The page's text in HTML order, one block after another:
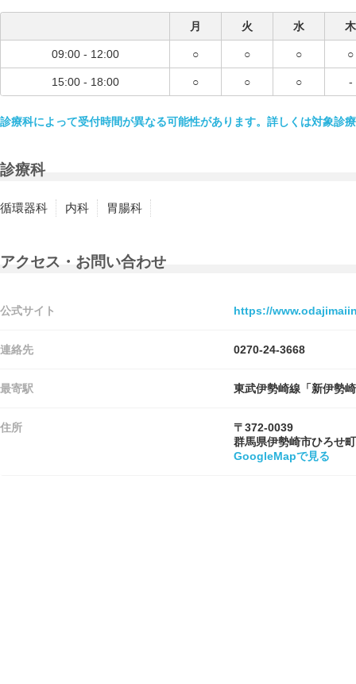
月 火 水 木
09:00 - 12:00 ○ ○ ○ ○
15:00 - 18:00 ○ ○ ○ -
診療科によって受付時間が異なる可能性があります。詳しくは対象診
診療科
循環器科 内科 胃腸科
アクセス・お問い合わせ
公式サイト https://
連絡先 0270-24-3668
最寄駅 東武伊勢崎線「新伊勢
住所
〒372-0039
群馬県伊勢崎市ひろせ
GoogleMapで見る